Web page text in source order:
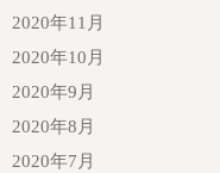
2020年11月
2020年10月
2020年9月
2020年8月
2020年7月